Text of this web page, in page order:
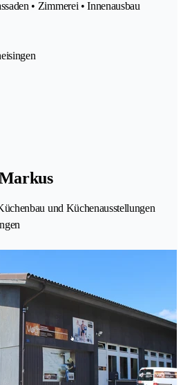
• Zimmerei • Innenausbau
und Küchenausstellungen